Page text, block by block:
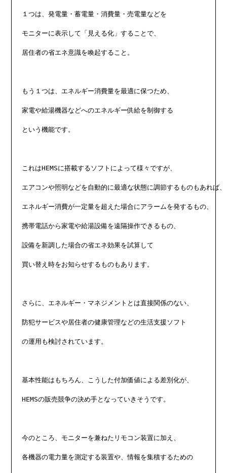
１つは、発電量・蓄電量・消費量・売電量などを
モニターに表示して「見える化」することで、
居住者の省エネ意識を喚起すること。
もう１つは、エネルギー消費量を最適に保つため、
家電や給湯機器などへのエネルギー供給を制御する
という機能です。
これはHEMSに搭載するソフトによって様々ですが、
エアコンや照明などを自動的に最適な状態に調節するものもあれば、
エネルギー消費が一定量を超えた場合にアラームを発するもの、
携帯電話から家電や給湯設備を遠隔操作できるもの、
設備を新調した場合の省エネ効果を試算して
買い替え時をお知らせするものもあります。
さらに、エネルギー・マネジメントとは直接関係のない、
防犯サービスや居住者の健康管理などの生活支援ソフト
の運用も検討されています。
基本性能はもちろん、こうした付加価値による差別化が、
HEMSの販売競争の決め手となっていきそうです。
今のところ、モニターを兼ねたリモコン装置に加え、
各機器の電力量を測定する装置や、情報を集積するための